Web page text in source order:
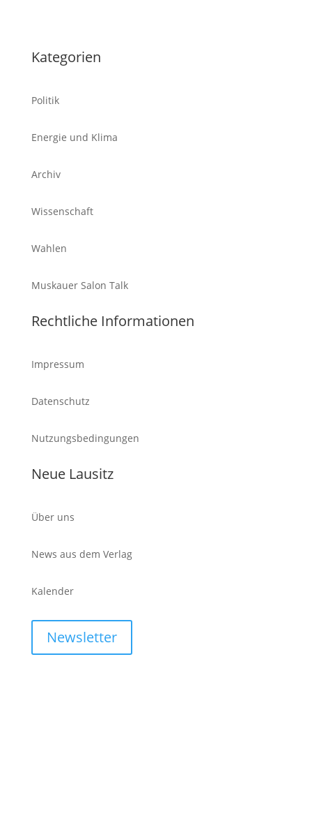
Kategorien
Politik
Energie und Klima
Archiv
Wissenschaft
Wahlen
Muskauer Salon Talk
Rechtliche Informationen
Impressum
Datenschutz
Nutzungsbedingungen
Neue Lausitz
Über uns
News aus dem Verlag
Kalender
Newsletter